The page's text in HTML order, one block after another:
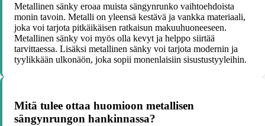
Metallinen sänky eroaa muista sängynrunko vaihtoehdoista
monin tavoin. Metalli on yleensä kestävä ja vankka materiaali,
joka voi tarjota pitkäikäisen ratkaisun makuuhuoneeseen.
Metallinen sänky voi myös olla kevyt ja helppo siirtää
tarvittaessa. Lisäksi metallinen sänky voi tarjota modernin ja
tyylikkään ulkonäön, joka sopii monenlaisiin sisustustyyleihin.
Mitä tulee ottaa huomioon metallisen
sängynrungon hankinnassa?